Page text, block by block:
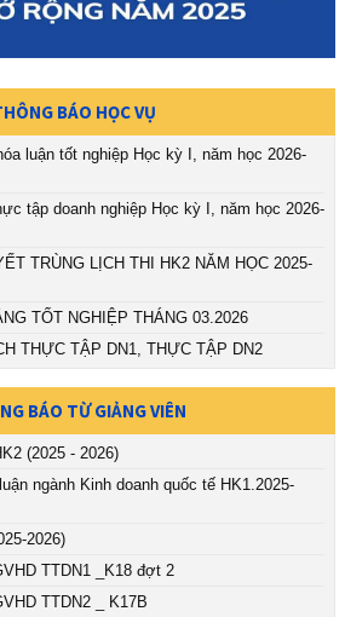
BÁO HỌC VỤ
luận tốt nghiệp Học kỳ I, năm học 2026-
tập doanh nghiệp Học kỳ I, năm học 2026-
TRÙNG LỊCH THI HK2 NĂM HỌC 2025-
TỐT NGHIỆP THÁNG 03.2026
THỰC TẬP DN1, THỰC TẬP DN2
BÁO TỪ GIẢNG VIÊN
(2025 - 2026)
ngành Kinh doanh quốc tế HK1.2025-
2026)
TTDN1 _K18 đợt 2
TTDN2 _ K17B